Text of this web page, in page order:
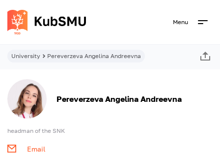
Menu
University Pereverzeva Angelina Andreevna
Pereverzeva Angelina Andreevna
headman of the SNK
Email